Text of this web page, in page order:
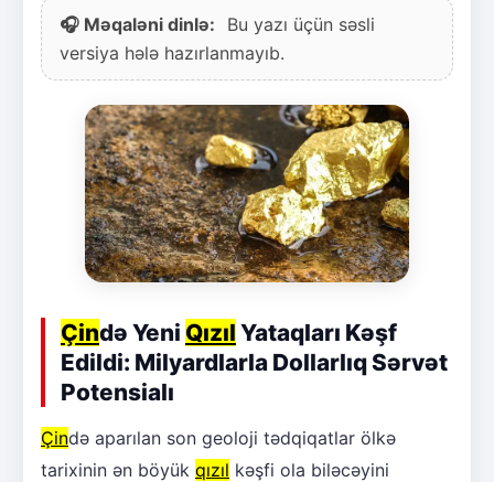
🎧 Məqaləni dinlə:
Bu yazı üçün səsli
versiya hələ hazırlanmayıb.
Çində Yeni Qızıl Yataqları Kəşf
Edildi: Milyardlarla Dollarlıq Sərvət
Potensialı
Çində aparılan son geoloji tədqiqatlar ölkə
tarixinin ən böyük qızıl kəşfi ola biləcəyini